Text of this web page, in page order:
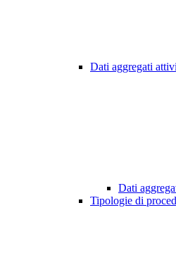
Dati aggregati
Dati
Tipologie di